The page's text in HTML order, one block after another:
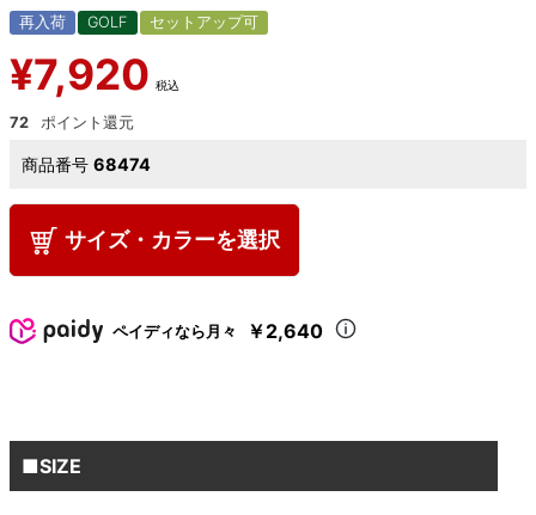
再入荷 GOLF セットアップ可
¥7,920 税込
72
商品番号 68474
サイズ・カラーを選択
ペイディなら月々 ￥2,640
■SIZE